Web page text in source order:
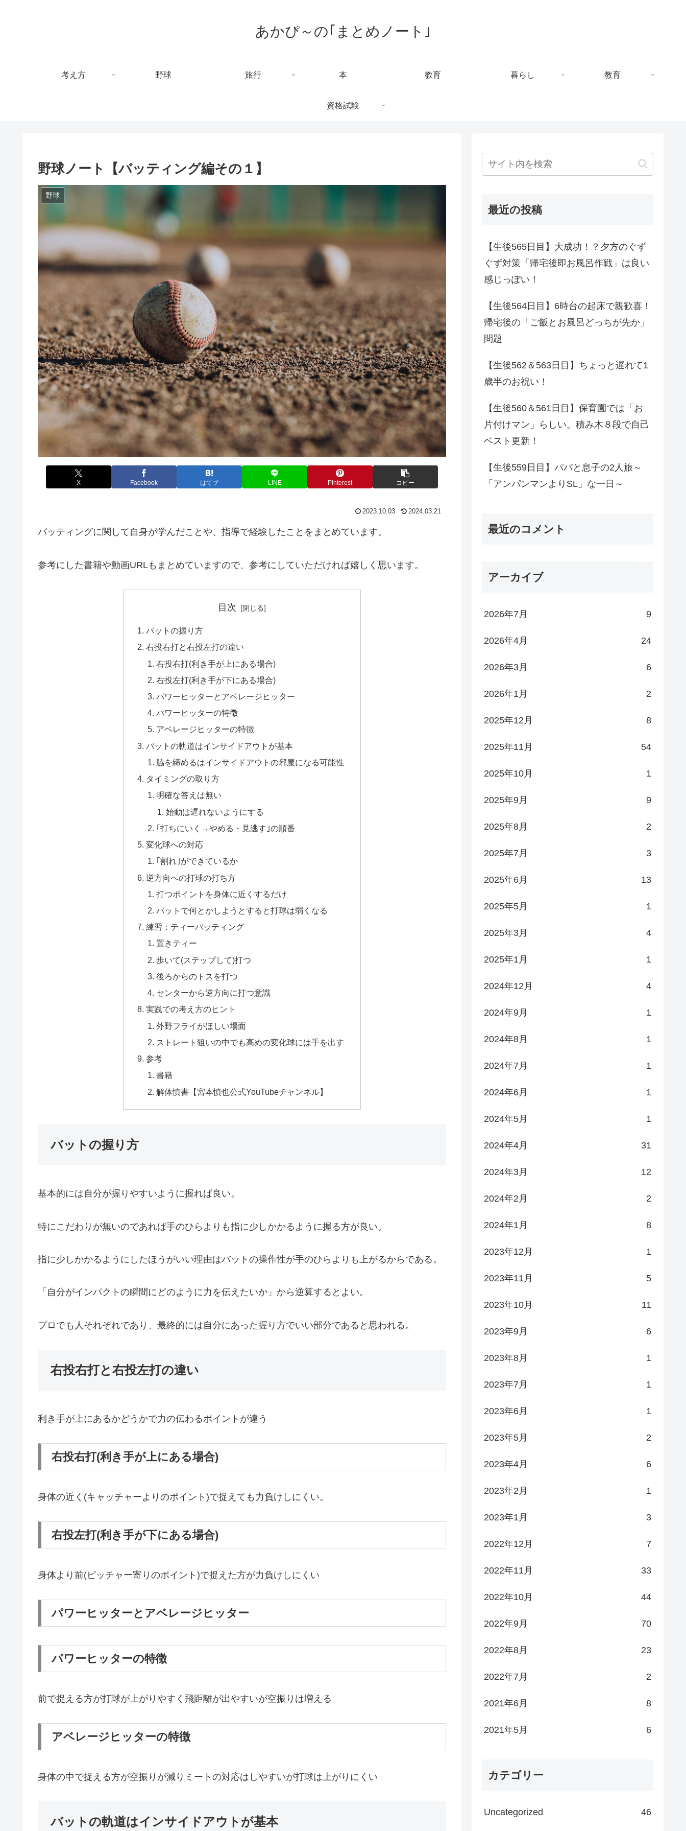
あかぴ～の｢まとめノート｣
考え方 野球 旅行 本 教育 暮らし 教育
資格試験
野球ノート【バッティング編その１】
野球
X Facebook はてブ LINE Pinterest コピー
2023.10.03 2024.03.21
バッティングに関して自身が学んだことや、指導で経験したことをまとめています。
参考にした書籍や動画URLもまとめていますので、参考にしていただければ嬉しく思います。
目次
バットの握り方
右投右打と右投左打の違い
右投右打(利き手が上にある場合)
右投左打(利き手が下にある場合)
パワーヒッターとアベレージヒッター
パワーヒッターの特徴
アベレージヒッターの特徴
バットの軌道はインサイドアウトが基本
脇を締めるはインサイドアウトの邪魔になる可能性
タイミングの取り方
明確な答えは無い
始動は遅れないようにする
｢打ちにいく→やめる・見逃す｣の順番
変化球への対応
｢割れ｣ができているか
逆方向への打球の打ち方
打つポイントを身体に近くするだけ
バットで何とかしようとすると打球は弱くなる
練習：ティーバッティング
置きティー
歩いて(ステップして)打つ
後ろからのトスを打つ
センターから逆方向に打つ意識
実践での考え方のヒント
外野フライがほしい場面
ストレート狙いの中でも高めの変化球には手を出す
参考
書籍
解体慎書【宮本慎也公式YouTubeチャンネル】
バットの握り方
基本的には自分が握りやすいように握れば良い。
特にこだわりが無いのであれば手のひらよりも指に少しかかるように握る方が良い。
指に少しかかるようにしたほうがいい理由はバットの操作性が手のひらよりも上がるからである。
「自分がインパクトの瞬間にどのように力を伝えたいか」から逆算するとよい。
プロでも人それぞれであり、最終的には自分にあった握り方でいい部分であると思われる。
右投右打と右投左打の違い
利き手が上にあるかどうかで力の伝わるポイントが違う
右投右打(利き手が上にある場合)
身体の近く(キャッチャーよりのポイント)で捉えても力負けしにくい。
右投左打(利き手が下にある場合)
身体より前(ピッチャー寄りのポイント)で捉えた方が力負けしにくい
パワーヒッターとアベレージヒッター
パワーヒッターの特徴
前で捉える方が打球が上がりやすく飛距離が出やすいが空振りは増える
アベレージヒッターの特徴
身体の中で捉える方が空振りが減りミートの対応はしやすいが打球は上がりにくい
バットの軌道はインサイドアウトが基本
最近の投稿
【生後565日目】大成功！？夕方のぐず
ぐず対策「帰宅後即お風呂作戦」は良い
感じっぽい！
【生後564日目】6時台の起床で親歓喜！
帰宅後の「ご飯とお風呂どっちが先か」
問題
【生後562＆563日目】ちょっと遅れて1
歳半のお祝い！
【生後560＆561日目】保育園では「お
片付けマン」らしい。積み木８段で自己
ベスト更新！
【生後559日目】パパと息子の2人旅～
「アンパンマンよりSL」な一日～
最近のコメント
アーカイブ
2026年7月 9
2026年4月 24
2026年3月 6
2026年1月 2
2025年12月 8
2025年11月 54
2025年10月 1
2025年9月 9
2025年8月 2
2025年7月 3
2025年6月 13
2025年5月 1
2025年3月 4
2025年1月 1
2024年12月 4
2024年9月 1
2024年8月 1
2024年7月 1
2024年6月 1
2024年5月 1
2024年4月 31
2024年3月 12
2024年2月 2
2024年1月 8
2023年12月 1
2023年11月 5
2023年10月 11
2023年9月 6
2023年8月 1
2023年7月 1
2023年6月 1
2023年5月 2
2023年4月 6
2023年2月 1
2023年1月 3
2022年12月 7
2022年11月 33
2022年10月 44
2022年9月 70
2022年8月 23
2022年7月 2
2021年6月 8
2021年5月 6
カテゴリー
Uncategorized 46